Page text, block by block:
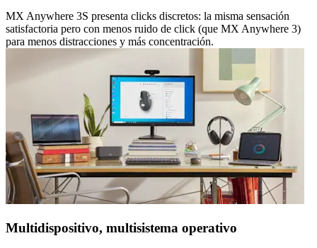
MX Anywhere 3S presenta clicks discretos: la misma sensación
satisfactoria pero con menos ruido de click (que MX Anywhere 3)
para menos distracciones y más concentración.
Multidispositivo, multisistema operativo